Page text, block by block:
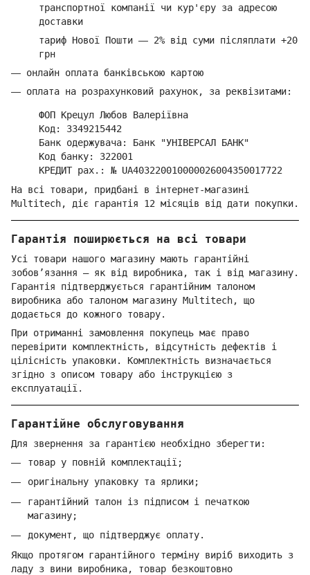
транспортної компанії чи кур'єру за адресою
доставки
тариф Нової Пошти — 2% від суми післяплати +20
грн
— онлайн оплата банківською картою
— оплата на розрахунковий рахунок, за реквізитами:
ФОП Крецул Любов Валеріївна
Код: 3349215442
Банк одержувача: Банк "УНІВЕРСАЛ БАНК"
Код банку: 322001
КРЕДИТ рах.: № UA403220010000026004350017722
На всі товари, придбані в інтернет-магазині
Multitech, діє гарантія 12 місяців від дати покупки.
Гарантія поширюється на всі товари
Усі товари нашого магазину мають гарантійні
зобов’язання — як від виробника, так і від магазину.
Гарантія підтверджується гарантійним талоном
виробника або талоном магазину Multitech, що
додається до кожного товару.
При отриманні замовлення покупець має право
перевірити комплектність, відсутність дефектів і
цілісність упаковки. Комплектність визначається
згідно з описом товару або інструкцією з
експлуатації.
Гарантійне обслуговування
Для звернення за гарантією необхідно зберегти:
товар у повній комплектації;
оригінальну упаковку та ярлики;
гарантійний талон із підписом і печаткою
магазину;
документ, що підтверджує оплату.
Якщо протягом гарантійного терміну виріб виходить з
ладу з вини виробника, товар безкоштовно